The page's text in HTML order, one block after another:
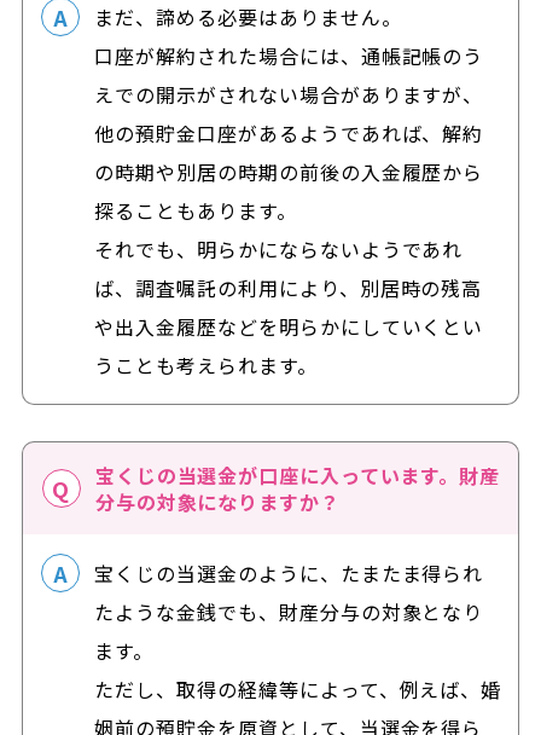
まだ、諦める必要はありません。
口座が解約された場合には、通帳記帳のう
えでの開示がされない場合がありますが、
他の預貯金口座があるようであれば、解約
の時期や別居の時期の前後の入金履歴から
探ることもあります。
それでも、明らかにならないようであれ
ば、調査嘱託の利用により、別居時の残高
や出入金履歴などを明らかにしていくとい
うことも考えられます。
宝くじの当選金が口座に入っています。財産
分与の対象になりますか？
宝くじの当選金のように、たまたま得られ
たような金銭でも、財産分与の対象となり
ます。
ただし、取得の経緯等によって、例えば、婚
姻前の預貯金を原資として、当選金を得ら